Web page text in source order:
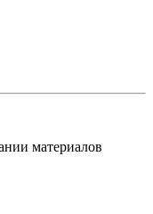
материалов